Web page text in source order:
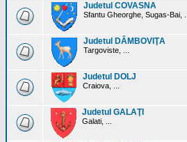
Judetul COVASNA
Sfantu Gheorghe, Sugas-Bai, ...
Judetul DÂMBOVIŢA
Targoviste, ...
Judetul DOLJ
Craiova, ...
Judetul GALAŢI
Galati, ...